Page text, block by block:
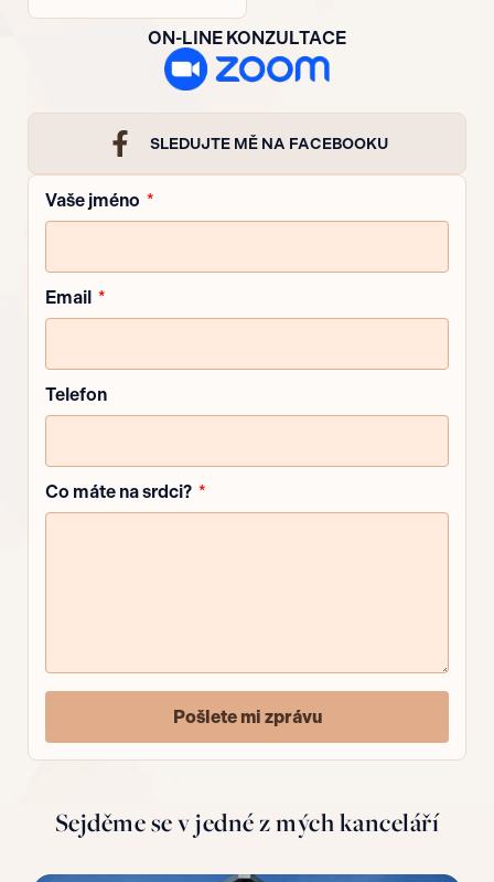
ON-LINE KONZULTACE
SLEDUJTE MĚ NA FACEBOOKU
Vaše jméno
Email
Telefon
Co máte na srdci?
Pošlete mi zprávu
Sejděme se v jedné z mých kanceláří